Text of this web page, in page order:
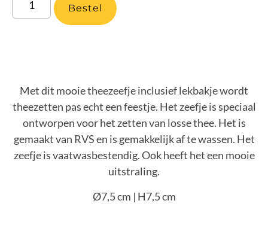
Bestel
Met dit mooie theezeefje inclusief lekbakje wordt
theezetten pas echt een feestje. Het zeefje is speciaal
ontworpen voor het zetten van losse thee. Het is
gemaakt van RVS en is gemakkelijk af te wassen. Het
zeefje is vaatwasbestendig. Ook heeft het een mooie
uitstraling.
Ø7,5 cm | H7,5 cm